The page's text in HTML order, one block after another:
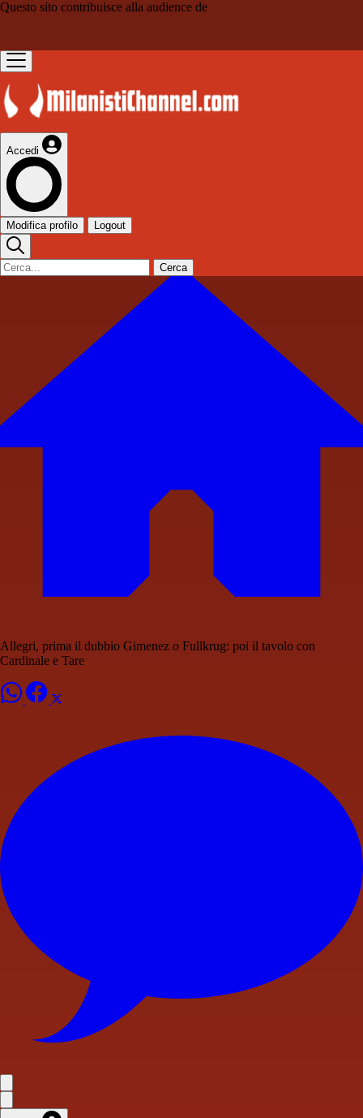
Questo sito contribuisce alla audience de
Accedi
Modifica profilo Logout
Cerca
Allegri, prima il dubbio Gimenez o Fullkrug: poi il tavolo con
Cardinale e Tare